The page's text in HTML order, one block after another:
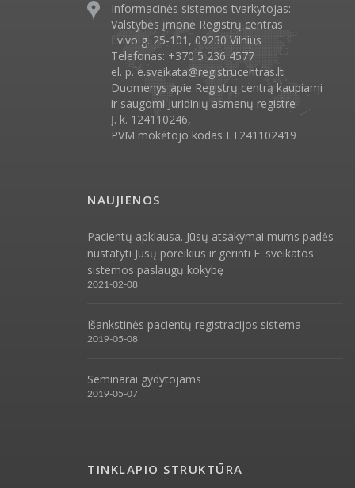
Informacinės sistemos tvarkytojas:
Valstybės įmonė Registrų centras
Lvivo g. 25-101, 09230 Vilnius
Telefonas: +370 5 236 4577
el. p. e.sveikata@registrucentras.lt
Duomenys apie Registrų centrą kaupiami
ir saugomi Juridinių asmenų registre
Į. k. 124110246,
PVM mokėtojo kodas LT241102419
NAUJIENOS
Pacientų apklausa. Jūsų atsakymai mums padės
nustatyti Jūsų poreikius ir gerinti E. sveikatos
sistemos paslaugų kokybę
2021-02-08
Išankstinės pacientų registracijos sistema
2019-05-08
Seminarai gydytojams
2019-05-07
TINKLAPIO STRUKTŪRA